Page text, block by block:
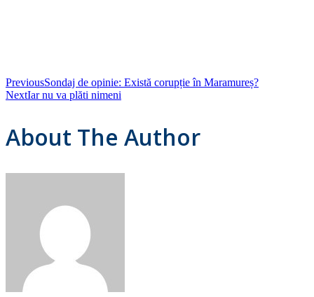
PreviousSondaj de opinie: Există corupție în Maramureș?
NextIar nu va plăti nimeni
About The Author